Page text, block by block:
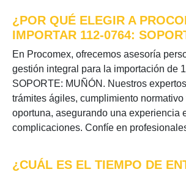
¿POR QUÉ ELEGIR A
IMPORTAR 112-0764:
En Procomex, ofrecemos asesoría
gestión integral para la importación de
SOPORTE: MUÑÓN. Nuestros
trámites ágiles, cumplimiento normativo
oportuna, asegurando una experiencia
complicaciones. Confíe en
¿CUÁL ES EL TIEMPO DE